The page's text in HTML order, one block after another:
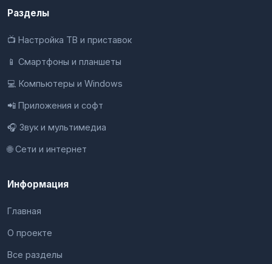
Разделы
📺 Настройка ТВ и приставок
📱 Смартфоны и планшеты
💻 Компьютеры и Windows
📲 Приложения и софт
🎧 Звук и мультимедиа
🌐 Сети и интернет
Информация
Главная
О проекте
Все разделы